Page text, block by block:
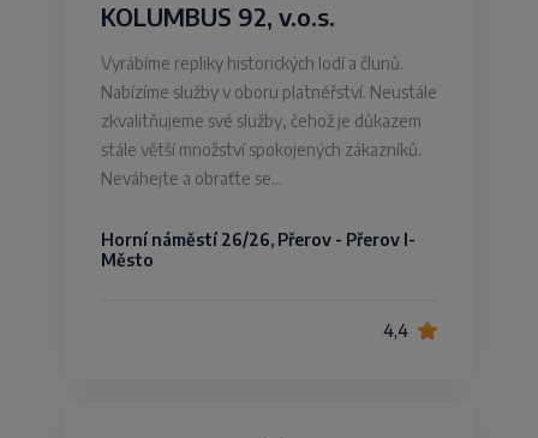
KOLUMBUS 92, v.o.s.
Vyrábíme repliky historických lodí a člunů.
Nabízíme služby v oboru platnéřství. Neustále
zkvalitňujeme své služby, čehož je důkazem
stále větší množství spokojených zákazníků.
Neváhejte a obraťte se…
Horní náměstí 26/26, Přerov - Přerov I-
Město
4,4